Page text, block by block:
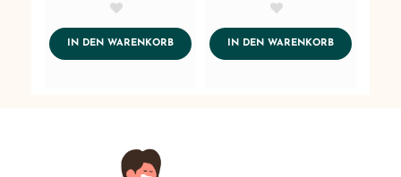
IN DEN WARENKORBADDTOCARTIN DEN WARENKORBADDTOCART